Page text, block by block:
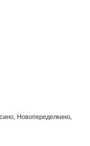
Новопеределкино,